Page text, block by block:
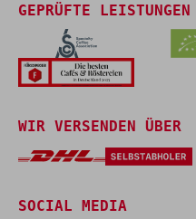
GEPRÜFTE
WIR VERSENDEN ÜBER
SOCIAL MEDIA